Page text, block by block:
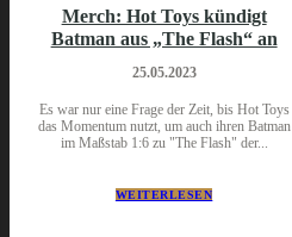
Merch: Hot Toys kündigt
Batman aus „The Flash“ an
25.05.2023
Es war nur eine Frage der Zeit, bis Hot Toys
das Momentum nutzt, um auch ihren Batman
im Maßstab 1:6 zu "The Flash" der...
WEITERLESEN